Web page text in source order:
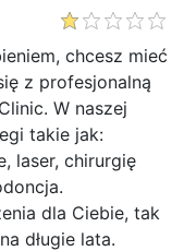
chcesz mieć
z profesjonalną
W naszej
takie jak:
laser, chirurgię
dla Ciebie, tak
długie lata.